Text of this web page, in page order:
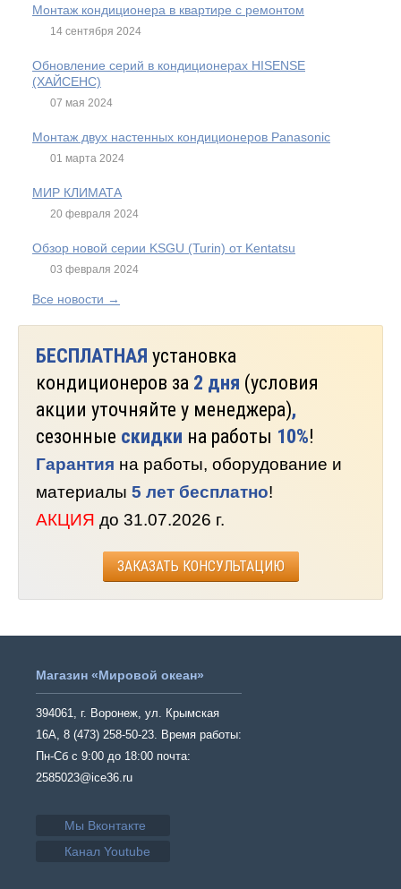
Монтаж кондиционера в квартире с ремонтом
14 сентября 2024
Обновление серий в кондиционерах HISENSE
(ХАЙСЕНС)
07 мая 2024
Монтаж двух настенных кондиционеров Panasonic
01 марта 2024
МИР КЛИМАТА
20 февраля 2024
Обзор новой серии KSGU (Turin) от Kentatsu
03 февраля 2024
Все новости →
БЕСПЛАТНАЯ установка
кондиционеров за 2 дня (условия
акции уточняйте у менеджера),
сезонные скидки на работы 10%!
Гарантия на работы, оборудование и
материалы 5 лет бесплатно!
АКЦИЯ до 31.07.2026 г.
ЗАКАЗАТЬ КОНСУЛЬТАЦИЮ
Магазин «Мировой океан»
394061, г. Воронеж, ул. Крымская
16А, 8 (473) 258-50-23. Время работы:
Пн-Сб с 9:00 до 18:00 почта:
2585023@ice36.ru
Мы Вконтакте
Канал Youtube